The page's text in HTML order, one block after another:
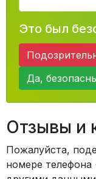
Это был
Да,
Отзывы и
Пожалуйста,
номере